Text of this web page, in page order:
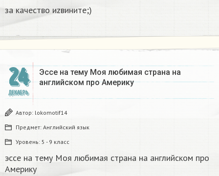
за качество иzвините;)
24
ДЕКАБРЬ
Эссе на тему Моя любимая страна на
английском про Америку​
Автор: lokomotif14
Предмет: Английский язык
Уровень: 5 - 9 класс
эссе на тему Моя любимая страна на английском про
Америку​